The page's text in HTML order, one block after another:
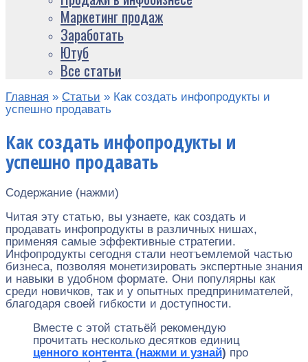
Маркетинг продаж
Заработать
Ютуб
Все статьи
Главная » Статьи » Как создать инфопродукты и
успешно продавать
Как создать инфопродукты и
успешно продавать
Содержание (нажми)
Читая эту статью, вы узнаете, как создать и
продавать инфопродукты в различных нишах,
применяя самые эффективные стратегии.
Инфопродукты сегодня стали неотъемлемой частью
бизнеса, позволяя монетизировать экспертные знания
и навыки в удобном формате. Они популярны как
среди новичков, так и у опытных предпринимателей,
благодаря своей гибкости и доступности.
Вместе с этой статьёй рекомендую
прочитать несколько десятков единиц
ценного контента (нажми и узнай) про